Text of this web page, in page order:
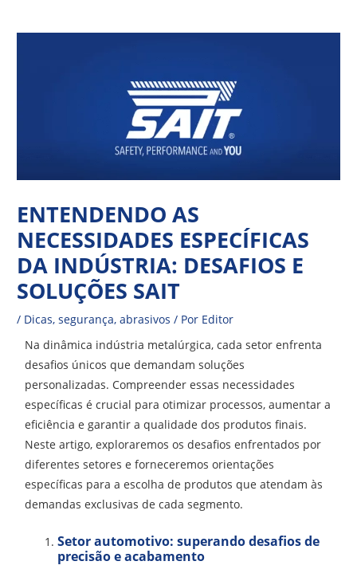
para
ENTENDENDO AS
NECESSIDADES ESPECÍFICAS
DA INDÚSTRIA: DESAFIOS E
SOLUÇÕES SAIT
/ Dicas,segurança,abrasivos / Por Editor
Na dinâmica indústria metalúrgica, cada setor enfrenta
desafios únicos que demandam soluções
personalizadas. Compreender essas necessidades
específicas é crucial para otimizar processos, aumentar a
eficiência e garantir a qualidade dos produtos finais.
Neste artigo, exploraremos os desafios enfrentados por
diferentes setores e forneceremos orientações
específicas para a escolha de produtos que atendam às
demandas exclusivas de cada segmento.
Setor automotivo: superando desafios de
precisão e acabamento